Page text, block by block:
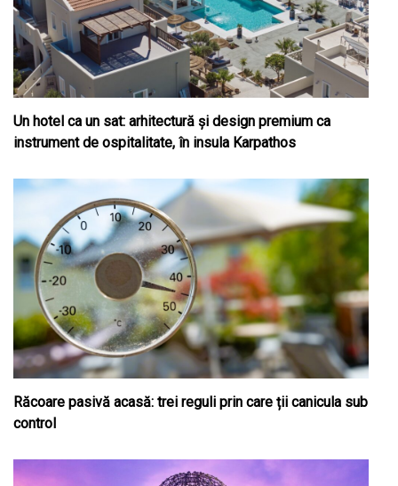
Un hotel ca un sat: arhitectură și design premium ca
instrument de ospitalitate, în insula Karpathos
Răcoare pasivă acasă: trei reguli prin care ții canicula sub
control